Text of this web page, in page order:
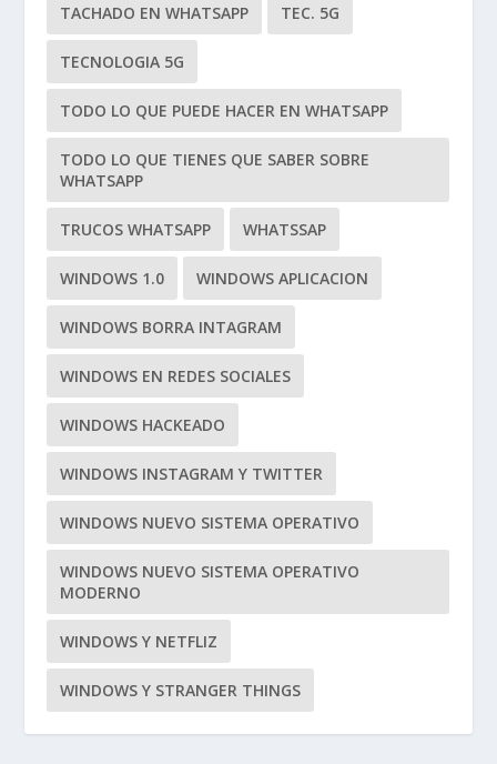
TACHADO EN WHATSAPP TEC. 5G
TECNOLOGIA 5G
TODO LO QUE PUEDE HACER EN WHATSAPP
TODO LO QUE TIENES QUE SABER SOBRE
WHATSAPP
TRUCOS WHATSAPP WHATSSAP
WINDOWS 1.0 WINDOWS APLICACION
WINDOWS BORRA INTAGRAM
WINDOWS EN REDES SOCIALES
WINDOWS HACKEADO
WINDOWS INSTAGRAM Y TWITTER
WINDOWS NUEVO SISTEMA OPERATIVO
WINDOWS NUEVO SISTEMA OPERATIVO
MODERNO
WINDOWS Y NETFLIZ
WINDOWS Y STRANGER THINGS